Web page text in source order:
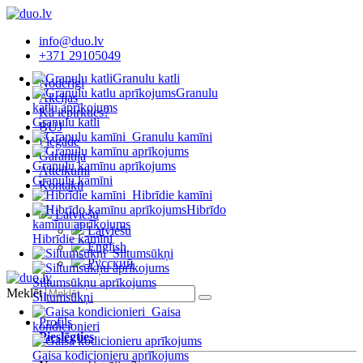
info@duo.lv
+371 29105049
Noderīgi
Akcijas
Kā iepirkties?
BUJ
Piegāde
Garantija
Atteikumi
Kontakti
Latviešu
Latviešu
English
Русский
Granulu katli
Granulu
katlu aprīkojums
Granulu katli
Granulu kamīni
Granulu kamīnu aprīkojums
Granulu kamīni
Hibrīdie kamīni
Hibrīdo
kamīnu aprīkojums
Hibrīdie kamīni
Siltumsūkņi
Siltumsūkņu aprīkojums
Siltumsūkņi
Gaisa
kondicionieri
Gaisa kodicionieru aprīkojums
Meklēt
Profils
Pieslēgties